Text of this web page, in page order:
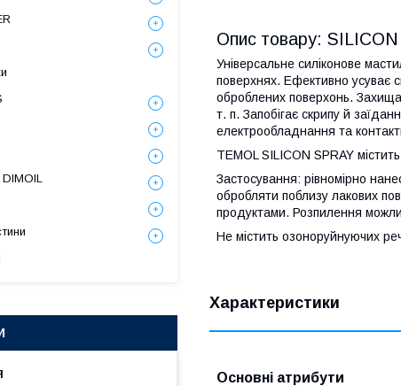
Опис товару:
Універсальне силіконове
поверхнях. Ефективно усуває
оброблених поверхонь.
т. п. Запобігає скрипу й
електрообладнання та
TEMOL SILICON SPRAY
Застосування: рівномірно
обробляти поблизу лакових
продуктами. Розпилення
Не містить озоноруйнуючих
Характеристики
Основні атрибути